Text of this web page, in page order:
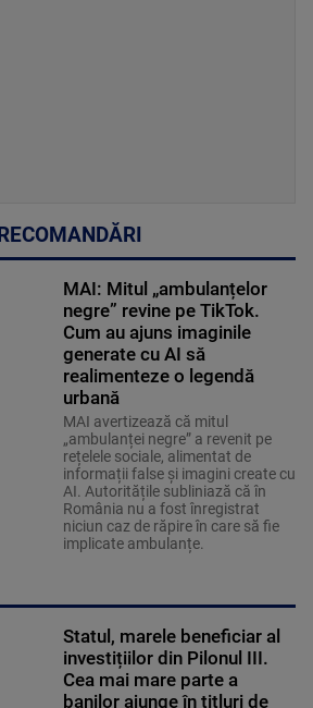
RECOMANDĂRI
MAI: Mitul „ambulanțelor
negre” revine pe TikTok.
Cum au ajuns imaginile
generate cu AI să
realimenteze o legendă
urbană
MAI avertizează că mitul
„ambulanței negre” a revenit pe
rețelele sociale, alimentat de
informații false și imagini create cu
AI. Autoritățile subliniază că în
România nu a fost înregistrat
niciun caz de răpire în care să fie
implicate ambulanțe.
Statul, marele beneficiar al
investițiilor din Pilonul III.
Cea mai mare parte a
banilor ajunge în titluri de